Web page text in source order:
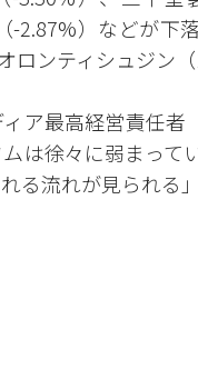
2.87%）などが下
ンティシュジン
ア最高経営責任者
は徐々に弱まって
る流れが見られる」